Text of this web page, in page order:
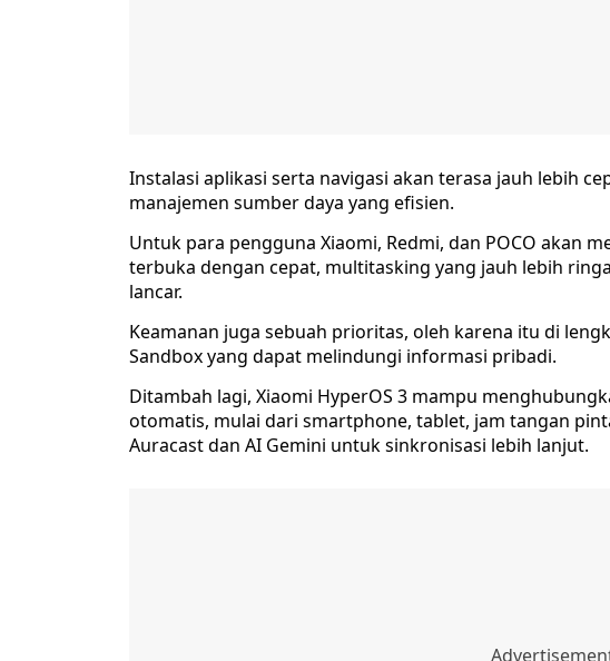
Instalasi aplikasi serta navigasi akan terasa jauh lebih
manajemen sumber daya yang efisien.
Untuk para pengguna Xiaomi, Redmi, dan POCO akan
terbuka dengan cepat, multitasking yang jauh lebih
lancar.
Keamanan juga sebuah prioritas, oleh karena itu di
Sandbox yang dapat melindungi informasi pribadi.
Ditambah lagi, Xiaomi HyperOS 3 mampu
otomatis, mulai dari smartphone, tablet, jam tangan
Auracast dan AI Gemini untuk sinkronisasi lebih lanjut.